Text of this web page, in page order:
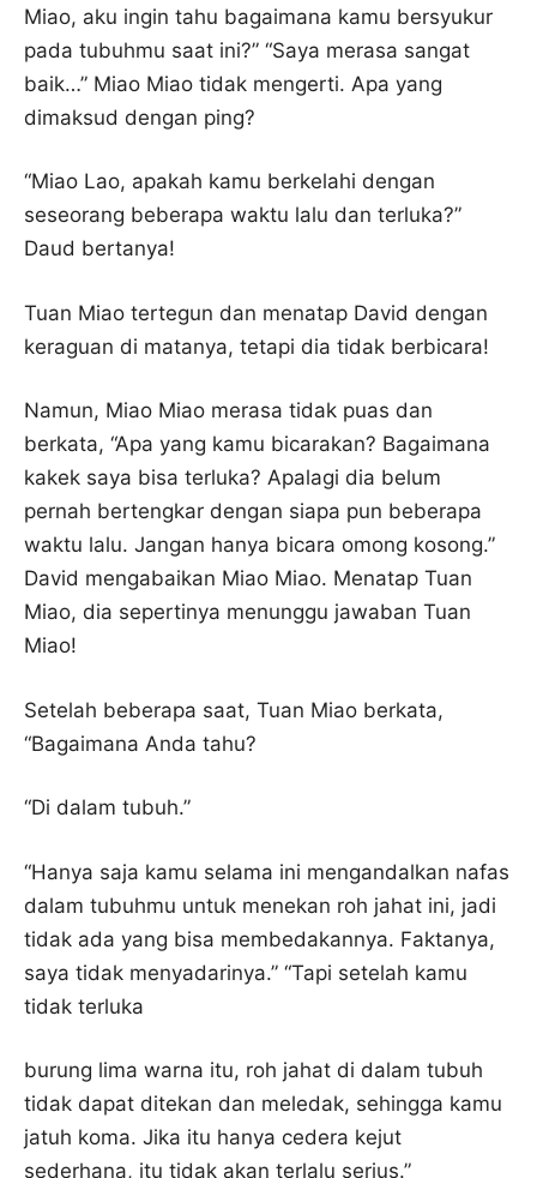
Miao, aku ingin tahu bagaimana kamu bersyukur
pada tubuhmu saat ini?” “Saya merasa sangat
baik…” Miao Miao tidak mengerti. Apa yang
dimaksud dengan ping?
“Miao Lao, apakah kamu berkelahi dengan
seseorang beberapa waktu lalu dan terluka?”
Daud bertanya!
Tuan Miao tertegun dan menatap David dengan
keraguan di matanya, tetapi dia tidak berbicara!
Namun, Miao Miao merasa tidak puas dan
berkata, “Apa yang kamu bicarakan? Bagaimana
kakek saya bisa terluka? Apalagi dia belum
pernah bertengkar dengan siapa pun beberapa
waktu lalu. Jangan hanya bicara omong kosong.”
David mengabaikan Miao Miao. Menatap Tuan
Miao, dia sepertinya menunggu jawaban Tuan
Miao!
Setelah beberapa saat, Tuan Miao berkata,
“Bagaimana Anda tahu?
“Di dalam tubuh.”
“Hanya saja kamu selama ini mengandalkan nafas
dalam tubuhmu untuk menekan roh jahat ini, jadi
tidak ada yang bisa membedakannya. Faktanya,
saya tidak menyadarinya.” “Tapi setelah kamu
tidak terluka
burung lima warna itu, roh jahat di dalam tubuh
tidak dapat ditekan dan meledak, sehingga kamu
jatuh koma. Jika itu hanya cedera kejut
sederhana, itu tidak akan terlalu serius.”